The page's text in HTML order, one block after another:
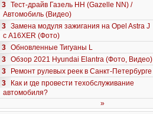
3 Тест-драйв Газель НН (Gazelle NN) /
Автомобиль (Видео)
3 Замена модуля зажигания на Opel Astra J
с A16XER (Фото)
3 Обновленные Тигуаны L
3 Обзор 2021 Hyundai Elantra (Фото, Видео)
3
Ремонт рулевых реек в Санкт-Петербурге
3
Как и где провести техобслуживание
автомобиля?
»